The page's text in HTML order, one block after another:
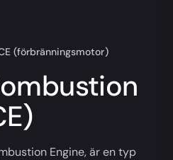
(förbränningsmotor)
Engine, är en typ